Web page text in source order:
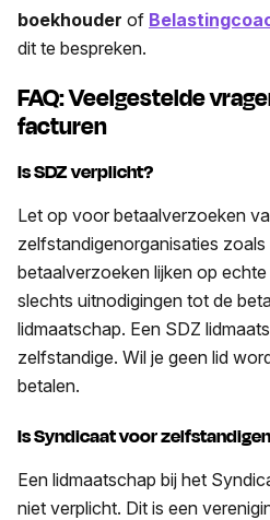
boekhouder of
dit te bespreken.
FAQ: Veelgestelde
facturen
Is SDZ verplicht?
Let op voor betaalverzoeken
zelfstandigenorganisaties
betaalverzoeken lijken op
slechts uitnodigingen tot de
lidmaatschap. Een SDZ
zelfstandige. Wil je geen lid
betalen.
Is Syndicaat voor
Een lidmaatschap bij het
niet verplicht. Dit is een